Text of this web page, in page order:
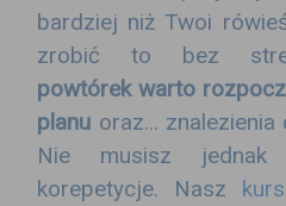
bardziej niż Twoi
zrobić to bez
powtórek warto
planu oraz...
Nie musisz
korepetycje. Nasz